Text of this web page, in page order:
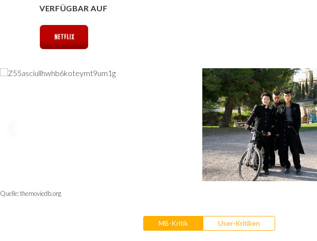
VERFÜGBAR AUF
Quelle:themoviedb.org
MB-Kritik User-Kritiken